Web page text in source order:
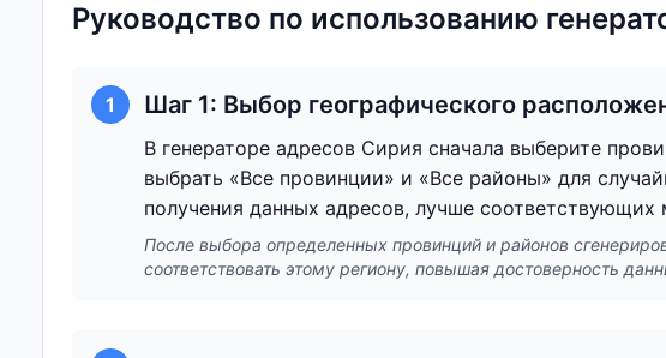
Руководство по использованию
1 Шаг 1: Выбор географического
В генераторе адресов Сирия сначала выберите
выбрать «Все провинции» и «Все районы» для
получения данных адресов, лучше
После выбора определенных провинций и районов
соответствовать этому региону, повышая достоверность